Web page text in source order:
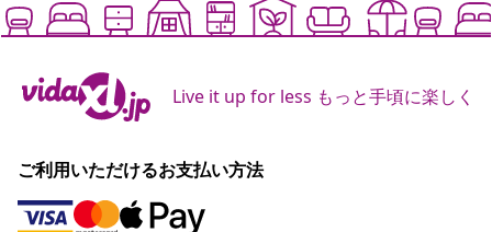
Live it up for less もっと手頃に楽しく
ご利用いただけるお支払い方法